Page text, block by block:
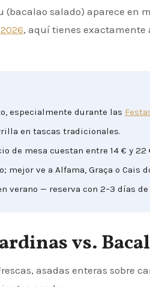
salado) aparece en
, aquí tienes exactamente
especialmente durante las
en tascas tradicionales.
de mesa cuestan entre 14 € y 22
ve a Alfama, Graça o Cais
verano — reserva con 2–3 días
vs.
asadas enteras sobre